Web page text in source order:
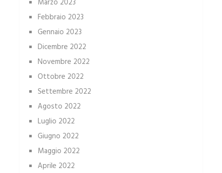
Marzo 2023
Febbraio 2023
Gennaio 2023
Dicembre 2022
Novembre 2022
Ottobre 2022
Settembre 2022
Agosto 2022
Luglio 2022
Giugno 2022
Maggio 2022
Aprile 2022